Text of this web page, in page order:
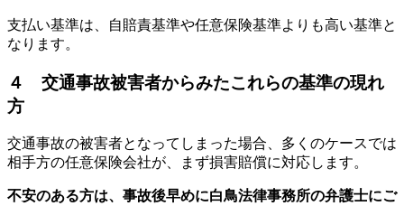
支払い基準は、自賠責基準や任意保険基準よりも高い基準と
なります。
４ 交通事故被害者からみたこれらの基準の現れ
方
交通事故の被害者となってしまった場合、多くのケースでは
相手方の任意保険会社が、まず損害賠償に対応します。
不安のある方は、事故後早めに白鳥法律事務所の弁護士にご